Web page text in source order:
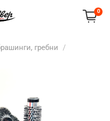
0
гребни